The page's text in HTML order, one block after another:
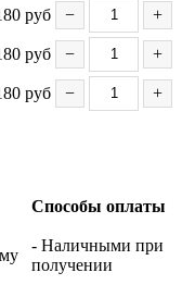
руб − +
руб − +
руб − +
Способы оплаты
- Наличными при
получении